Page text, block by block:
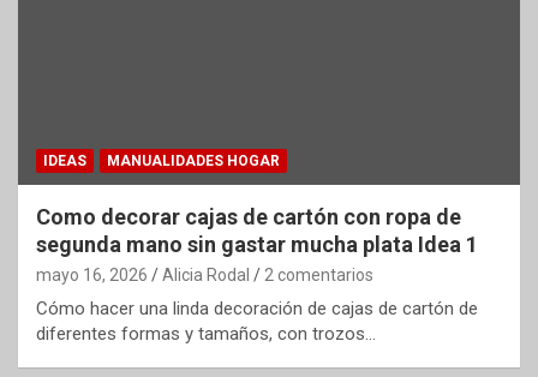
IDEAS MANUALIDADES HOGAR
Como decorar cajas de cartón con ropa de
segunda mano sin gastar mucha plata Idea 1
mayo 16, 2026 Alicia Rodal 2 comentarios
Cómo hacer una linda decoración de cajas de cartón de
diferentes formas y tamaños, con trozos…